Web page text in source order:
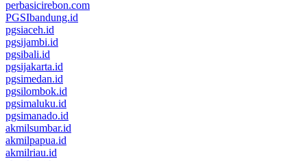
perbasicirebon.com
PGSIbandung.id
pgsiaceh.id
pgsijambi.id
pgsibali.id
pgsijakarta.id
pgsimedan.id
pgsilombok.id
pgsimaluku.id
pgsimanado.id
akmilsumbar.id
akmilpapua.id
akmilriau.id